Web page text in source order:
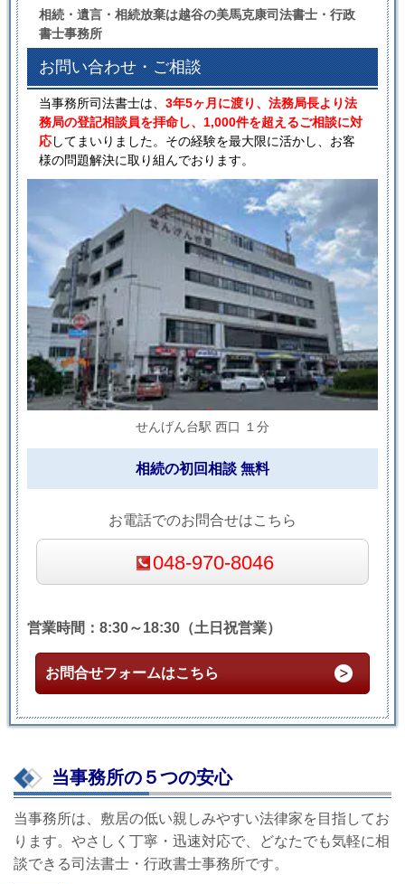
相続・遺言・相続放棄は越谷の美馬克康司法書士・行政
書士事務所
お問い合わせ・ご相談
当事務所司法書士は、 3年5ヶ月に渡り、法務局長より法
務局の登記相談員を拝命し、1,000件を超えるご相談に対
応してまいりました。その経験を最大限に活かし、お客
様の問題解決に取り組んでおります。
せんげん台駅 西口 １分
相続の初回相談 無料
お電話でのお問合せはこちら
048-970-8046
営業時間：8:30～18:30（土日祝営業）
お問合せフォームはこちら
当事務所の５つの安心
当事務所は、敷居の低い親しみやすい法律家を目指してお
ります。やさしく丁寧・迅速対応で、どなたでも気軽に相
談できる司法書士・行政書士事務所です。